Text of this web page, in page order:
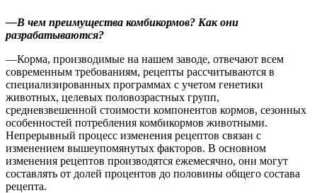
—В чем преимущества комбикормов? Как они
разрабатываются?
—Корма, производимые на нашем заводе, отвечают всем
современным требованиям, рецепты рассчитываются в
специализированных программах с учетом генетики
животных, целевых половозрастных групп,
средневзвешенной стоимости компонентов кормов, сезонных
особенностей потребления комбикормов животными.
Непрерывный процесс изменения рецептов связан с
изменением вышеупомянутых факторов. В основном
изменения рецептов производятся ежемесячно, они могут
составлять от долей процентов до половины общего состава
рецепта.